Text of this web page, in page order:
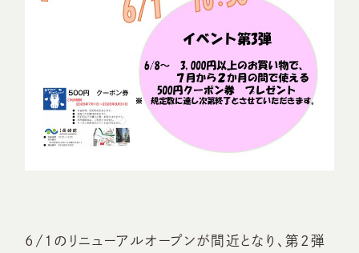
6/1のリニューアルオープンが間近となり、第2弾